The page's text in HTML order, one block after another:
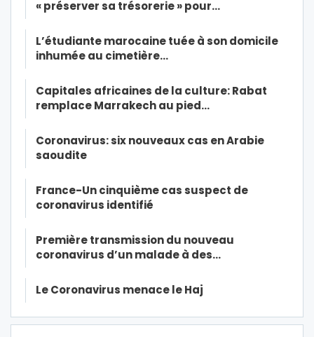
« préserver sa trésorerie » pour…
L’étudiante marocaine tuée à son domicile
inhumée au cimetière…
Capitales africaines de la culture: Rabat
remplace Marrakech au pied…
Coronavirus: six nouveaux cas en Arabie
saoudite
France-Un cinquième cas suspect de
coronavirus identifié
Première transmission du nouveau
coronavirus d’un malade à des…
Le Coronavirus menace le Haj